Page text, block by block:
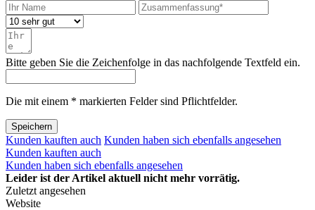
Bitte geben Sie die Zeichenfolge in das nachfolgende Textfeld ein.
Die mit einem * markierten Felder sind Pflichtfelder.
Speichern
Kunden kauften auch Kunden haben sich ebenfalls angesehen
Kunden kauften auch
Kunden haben sich ebenfalls angesehen
Leider ist der Artikel aktuell nicht mehr vorrätig.
Zuletzt angesehen
Website